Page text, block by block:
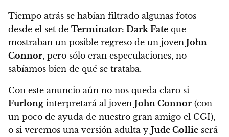
Tiempo atrás se habían filtrado algunas fotos
desde el set de Terminator: Dark Fate que
mostraban un posible regreso de un joven John
Connor, pero sólo eran especulaciones, no
sabíamos bien de qué se trataba.
Con este anuncio aún no nos queda claro si
Furlong interpretará al joven John Connor (con
un poco de ayuda de nuestro gran amigo el CGI),
o si veremos una versión adulta y Jude Collie será